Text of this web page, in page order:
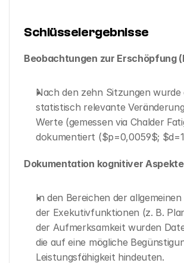
Schlüsselergebnisse
Beobachtungen zur Erschöpfung
Nach den zehn Sitzungen wurde
statistisch relevante
Werte (gemessen via Chalder
dokumentiert ($p=0,0059$;
Dokumentation kognitiver
In den Bereichen der
der Exekutivfunktionen (z. B.
der Aufmerksamkeit wurden
die auf eine mögliche
Leistungsfähigkeit hindeuten.